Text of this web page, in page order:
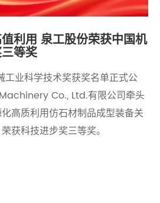
利用 泉工股份荣获中国机
等奖
工业科学技术奖获奖名单正式公
Co., Ltd.有限公司牵头
高质利用仿石材制品成型装备关
获科技进步奖三等奖。